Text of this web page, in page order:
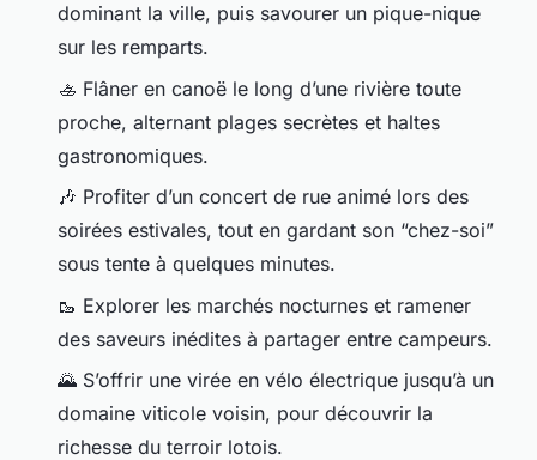
dominant la ville, puis savourer un pique-nique
sur les remparts.
🚣 Flâner en canoë le long d’une rivière toute
proche, alternant plages secrètes et haltes
gastronomiques.
🎶 Profiter d’un concert de rue animé lors des
soirées estivales, tout en gardant son “chez-soi”
sous tente à quelques minutes.
🥾 Explorer les marchés nocturnes et ramener
des saveurs inédites à partager entre campeurs.
🌄 S’offrir une virée en vélo électrique jusqu’à un
domaine viticole voisin, pour découvrir la
richesse du terroir lotois.